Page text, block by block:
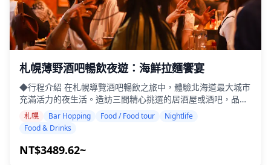
食炒麵（帶有濃稠醬汁的炒麵）、LeTAO的起司蛋糕和
Kamaei著名的魚板。這座城市還提供各種飲品，從田中酒造
的清酒到小樽葡萄酒和小樽啤酒。大多數夜生活場所都集中在
小樽車站周圍，方便遊客在熱情的氛圍中享受酒吧巡禮。 - 余
市地區 余市以Nikka Whisky余市蒸餾廠的所在地而聞名於
世，使其成為威士忌愛好者必遊的目的地。該地區也是主要的
可以一邊享用這些飲品，一邊品嚐鎮上的新鮮海鮮。雖然余市
沒有大型的夜生活區，但舒適的居酒屋和當地小吃店散佈在車
站周圍，提供道地而輕鬆的當地夜生活體驗。
札幌薄野酒吧暢飲夜遊：海鮮拉麵饗宴
◆行程介紹 在札幌導覽酒吧暢飲之旅中，體驗北海道最大城市
充滿活力的夜生活。造訪三間精心挑選的居酒屋或酒吧，品嚐
味噌拉麵、成吉思汗烤肉、湯咖哩和新鮮海鮮等當地特色美
食。漫步在熱鬧的薄野區，您可以隨意進入引人入勝的景點，
歡的地點造訪三間居酒屋或酒吧 ・小團體旅遊確保親密而真實
札幌 Bar Hopping Food / Food tour
Nightlife
Food & Drinks
NT$3489.62~